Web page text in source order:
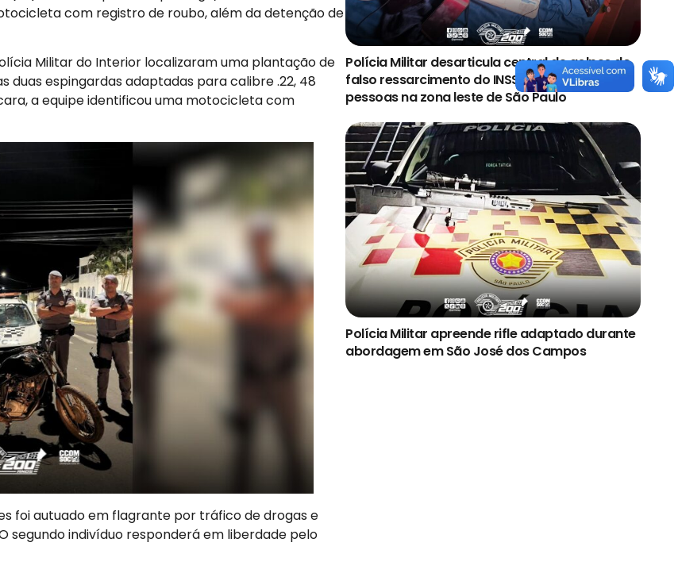
com registro de roubo, além da detenção de
Militar do Interior localizaram uma plantação de
duas espingardas adaptadas para calibre .22, 48
a equipe identificou uma motocicleta com
foi autuado em flagrante por tráfico de drogas e
segundo indivíduo responderá em liberdade pelo
Polícia Militar desarticula central de golpes do
falso ressarcimento do INSS e prende quatro
pessoas na zona leste de São Paulo
Polícia Militar apreende rifle adaptado durante
abordagem em São José dos Campos